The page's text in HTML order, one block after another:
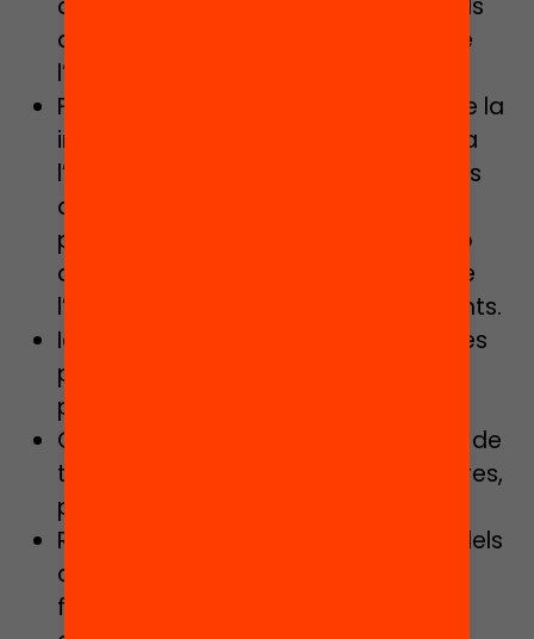
docents i de l’alumnat en el marc de
l’aula.
Fer seguiment i suport pedagògic de la
implementació i ús de PENTABILITIES a
l’aula per part dels centres educatius
de secundària que participen al
pilotatge, a través de la coordinació
amb el referent designat per part de
l’escola i amb els docents participants.
Ideació i implementació d’estratègies
per millorar el suport a centres i
professorat.
Coordinació amb la resta de l’equip de
tècnics d’acompanyament de centres,
per a l’aprenentatge entre iguals.
Recollida de contractes i permisos dels
centres, inclosos els vinculats a les
famílies dels beneficiaris i del grup